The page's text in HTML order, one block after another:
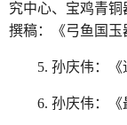
究中心、宝鸡青
撰稿：《弓鱼国玉
5. 孙庆伟：《
6. 孙庆伟：《